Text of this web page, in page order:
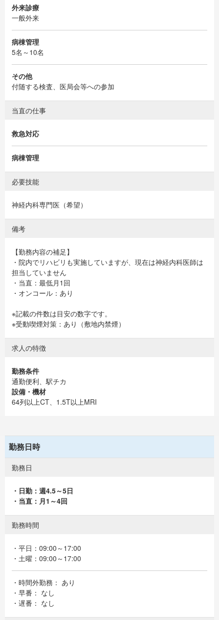
外来診療
一般外来
病棟管理
5名～10名
その他
付随する検査、医局会等への参加
当直の仕事
救急対応
病棟管理
必要技能
神経内科専門医（希望）
備考
【勤務内容の補足】
・院内でリハビリも実施していますが、現在は神経内科医師は
担当していません
・当直：最低月1回
・オンコール：あり
※記載の件数は目安の数字です。
※受動喫煙対策：あり（敷地内禁煙）
求人の特徴
勤務条件
通勤便利、駅チカ
設備・機材
64列以上CT、1.5T以上MRI
勤務日時
勤務日
・日勤：週4.5～5日
・当直：月1～4回
勤務時間
・平日：09:00～17:00
・土曜：09:00～17:00
・時間外勤務： あり
・早番： なし
・遅番： なし